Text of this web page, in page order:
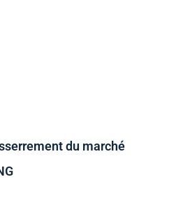
du marché